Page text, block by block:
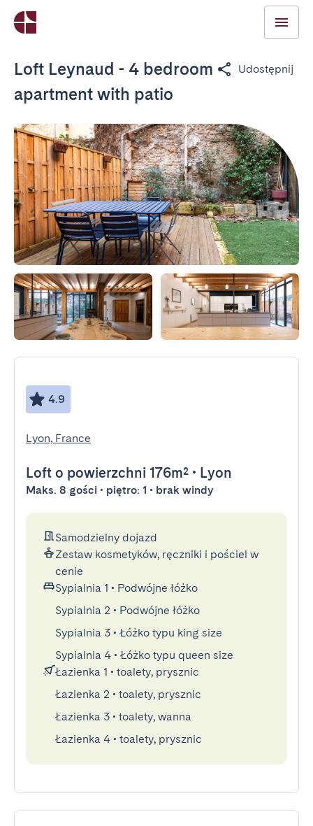
Loft Leynaud - 4 bedroom
apartment with patio
Udostępnij
4.9
Lyon, France
Loft o powierzchni 176m² • Lyon
Maks. 8 gości • piętro: 1 • brak windy
Samodzielny dojazd
Zestaw kosmetyków, ręczniki i pościel w
cenie
Sypialnia 1 • Podwójne łóżko
Sypialnia 2 • Podwójne łóżko
Sypialnia 3 • Łóżko typu king size
Sypialnia 4 • Łóżko typu queen size
Łazienka 1 • toalety, prysznic
Łazienka 2 • toalety, prysznic
Łazienka 3 • toalety, wanna
Łazienka 4 • toalety, prysznic